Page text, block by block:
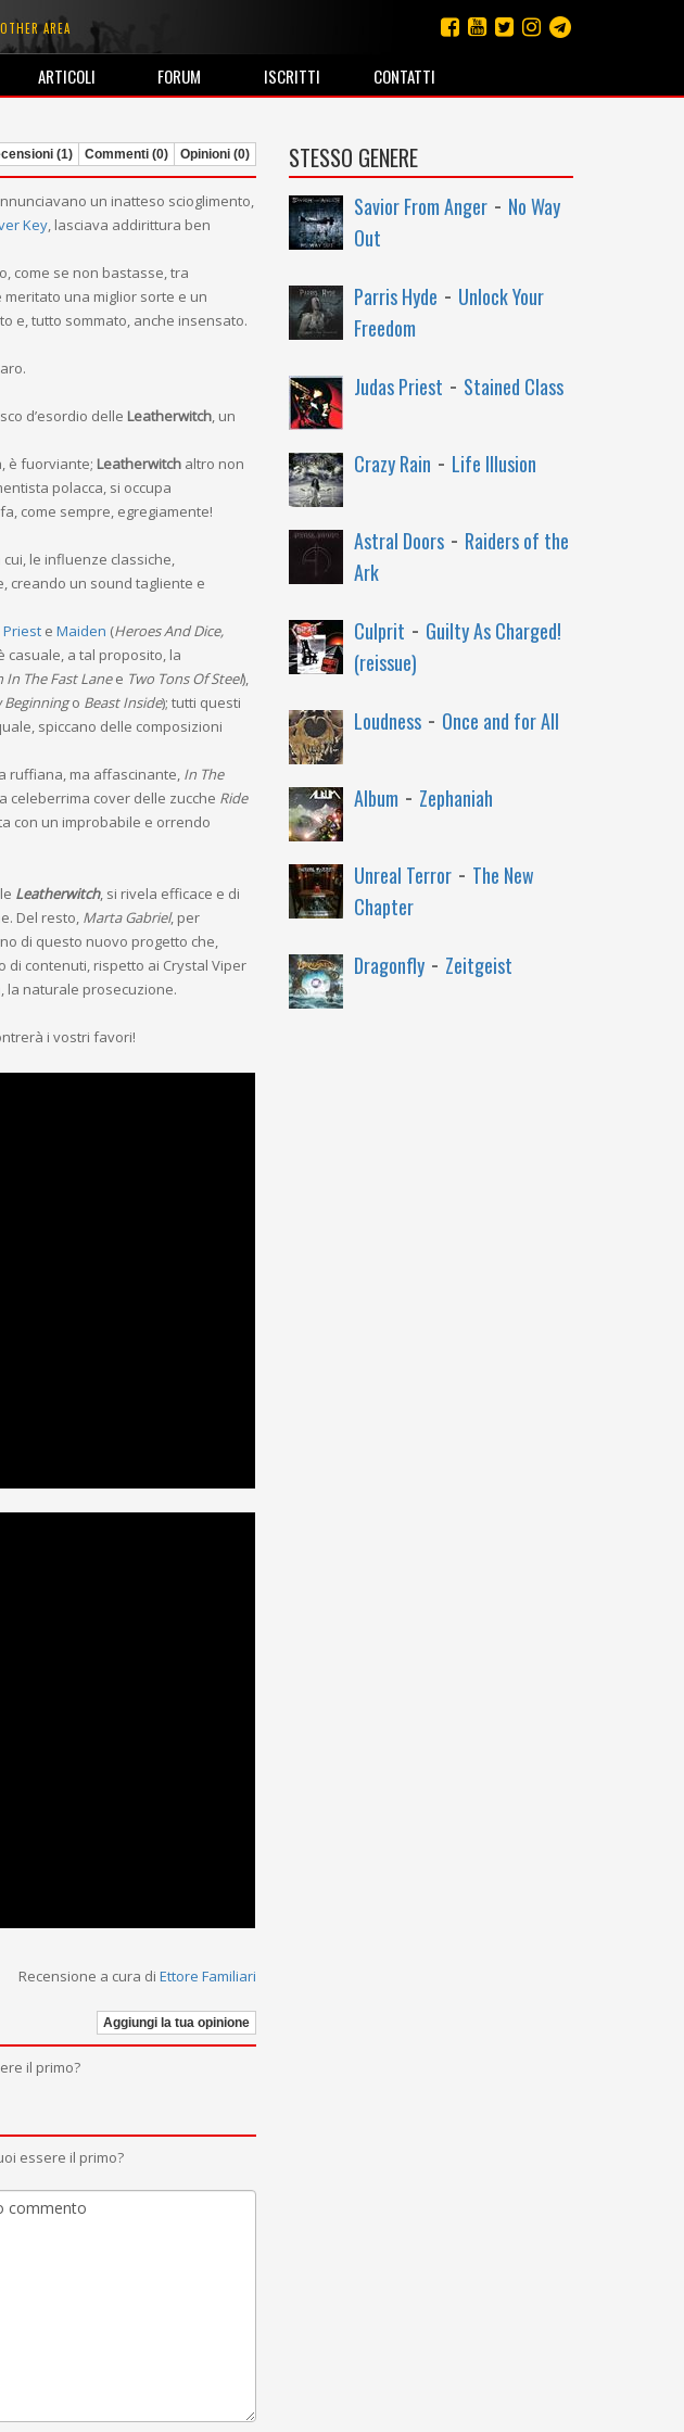
OTHER AREA
ARTICOLI FORUM ISCRITTI CONTATTI
(1) Commenti (0) Opinioni (0)
un inatteso scioglimento,
Key, lasciava addirittura ben
come se non bastasse, tra
una miglior sorte e un
e, tutto sommato, anche insensato.
d’esordio delle Leatherwitch, un
è fuorviante; Leatherwitch altro non
polacca, si occupa
come sempre, egregiamente!
le influenze classiche,
creando un sound tagliente e
Priest eMaiden (Heroes And Dice,
casuale, a tal proposito, la
In The Fast Lanee Two Tons Of Steel),
Beginningo Beast Inside); tutti questi
spiccano delle composizioni
ruffiana, ma affascinante, In The
celeberrima cover delle zucche Ride
con un improbabile e orrendo
Leatherwitch, si rivela efficace e di
Del resto, Marta Gabriel, per
di questo nuovo progetto che,
contenuti, rispetto ai Crystal Viper
la naturale prosecuzione.
i vostri favori!
Recensione a cura di Ettore Familiari
Aggiungi la tua opinione
il primo?
essere il primo?
STESSO GENERE
Savior From Anger- No Way
Out
Parris Hyde - Unlock Your
Freedom
Judas Priest - Stained Class
Crazy Rain - Life Illusion
Astral Doors- Raiders of the
Ark
Culprit - Guilty As Charged!
(reissue)
Loudness- Once and for All
Album - Zephaniah
Unreal Terror- The New
Chapter
Dragonfly- Zeitgeist